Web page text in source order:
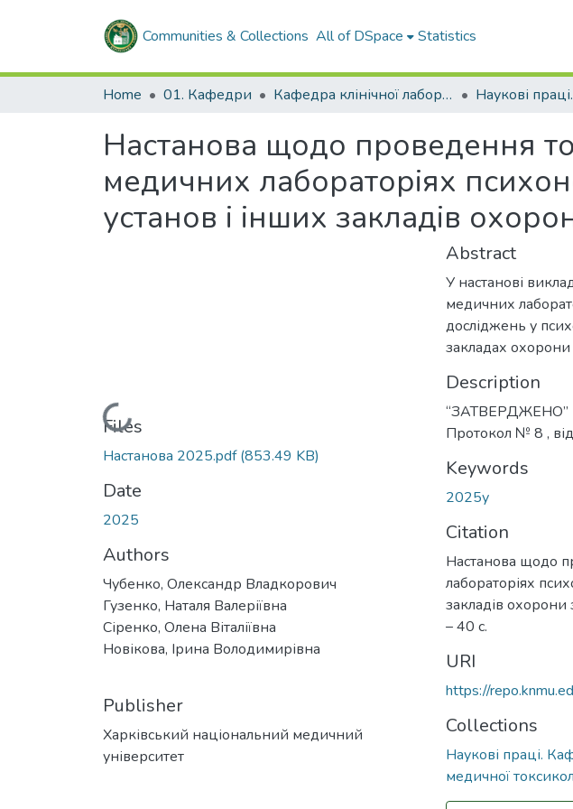
Communities & Collections All of DSpace Statistics
Home 01. Кафедри Кафедра клінічної лабораторної діагностики та судово-медичної токсикології
Настанова щодо проведення
медичних лабораторіях
установ і інших закладів
Loading...
Files
Настанова 2025.pdf(853.49 KB)
Date
2025
Authors
Чубенко, Олександр Владкорович
Гузенко, Наталя Валеріївна
Сіренко, Олена Віталіївна
Новікова, Ірина Володимирівна
Publisher
Харківський національний медичний
університет
Abstract
У настанові
медичних
досліджень у
закладах охорони
Description
“ЗАТВЕРДЖЕНО”
Протокол № 8 ,
Keywords
2025у
Citation
Настанова щодо
лабораторіях
закладів
– 40 с.
URI
https://
Collections
Наукові праці.
медичної